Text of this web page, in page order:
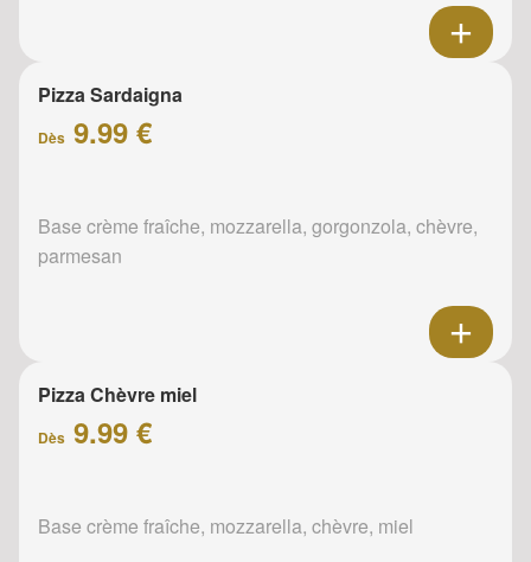
Pizza Sardaigna
Dès 9.99 €
Base crème fraîche, mozzarella, gorgonzola, chèvre,
parmesan
Pizza Chèvre miel
Dès 9.99 €
Base crème fraîche, mozzarella, chèvre, miel